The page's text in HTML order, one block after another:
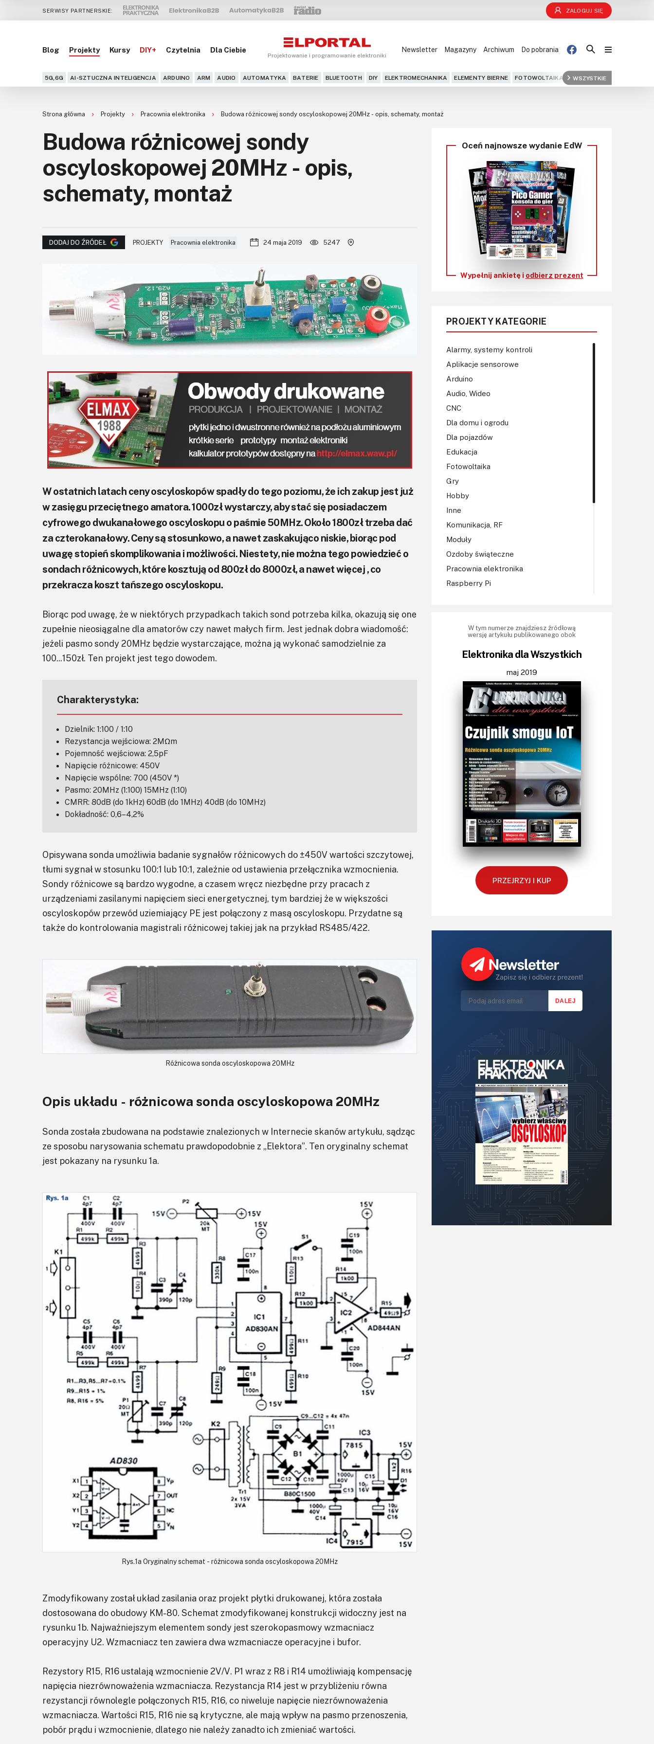
SERWISY PARTNERSKIE: ZALOGUJ SIĘ
Blog Projekty Kursy DIY+ Czytelnia Dla Ciebie
Projektowanie i programowanie elektroniki
Newsletter Magazyny Archiwum Do pobrania
5G,6G AI-SZTUCZNA INTELIGENCJA ARDUINO ARM AUDIO AUTOMATYKA BATERIE BLUETOOTH DIY ELEKTROMECHANIKA ELEMENTY BIERNE FOTOWOLTAIKA FPGA GPS
WSZYSTKIE
Blog
DIY+
Czytelnia
Dla Ciebie
KITy AVT
Kontakt
Do pobrania
Strona główna Projekty Pracownia elektronika Budowa różnicowej sondy oscyloskopowej 20MHz - opis, schematy, montaż
Budowa różnicowej sondy
oscyloskopowej 20MHz - opis,
schematy, montaż
DODAJ DO ŹRÓDEŁ PROJEKTY Pracownia elektronika 24 maja 2019 5247
W ostatnich latach ceny oscyloskopów spadły do tego poziomu, że ich zakup jest już
w zasięgu przeciętnego amatora. 1000zł wystarczy, aby stać się posiadaczem
cyfrowego dwukanałowego oscyloskopu o paśmie 50MHz. Około 1800zł trzeba dać
za czterokanałowy. Ceny są stosunkowo, a nawet zaskakująco niskie, biorąc pod
uwagę stopień skomplikowania i możliwości. Niestety, nie można tego powiedzieć o
sondach różnicowych, które kosztują od 800zł do 8000zł, a nawet więcej , co
przekracza koszt tańszego oscyloskopu.
Biorąc pod uwagę, że w niektórych przypadkach takich sond potrzeba kilka, okazują się one
zupełnie nieosiągalne dla amatorów czy nawet małych firm. Jest jednak dobra wiadomość:
jeżeli pasmo sondy 20MHz będzie wystarczające, można ją wykonać samodzielnie za
100...150zł. Ten projekt jest tego dowodem.
Charakterystyka:
Dzielnik: 1:100 / 1:10
Rezystancja wejściowa: 2MΩm
Pojemność wejściowa: 2,5pF
Napięcie różnicowe: 450V
Napięcie wspólne: 700 (450V *)
Pasmo: 20MHz (1:100) 15MHz (1:10)
CMRR: 80dB (do 1kHz) 60dB (do 1MHz) 40dB (do 10MHz)
Dokładność: 0,6–4,2%
Opisywana sonda umożliwia badanie sygnałów różnicowych do ±450V wartości szczytowej,
tłumi sygnał w stosunku 100:1 lub 10:1, zależnie od ustawienia przełącznika wzmocnienia.
Sondy różnicowe są bardzo wygodne, a czasem wręcz niezbędne przy pracach z
urządzeniami zasilanymi napięciem sieci energetycznej, tym bardziej że w większości
oscyloskopów przewód uziemiający PE jest połączony z masą oscyloskopu. Przydatne są
także do kontrolowania magistrali różnicowej takiej jak na przykład RS485/422.
Różnicowa sonda oscyloskopowa 20MHz
Opis układu - różnicowa sonda oscyloskopowa 20MHz
Sonda została zbudowana na podstawie znalezionych w Internecie skanów artykułu, sądząc
ze sposobu narysowania schematu prawdopodobnie z „Elektora”. Ten oryginalny schemat
jest pokazany na rysunku 1a.
Rys.1a Oryginalny schemat - różnicowa sonda oscyloskopowa 20MHz
Zmodyfikowany został układ zasilania oraz projekt płytki drukowanej, która została
dostosowana do obudowy KM-80. Schemat zmodyfikowanej konstrukcji widoczny jest na
rysunku 1b. Najważniejszym elementem sondy jest szerokopasmowy wzmacniacz
operacyjny U2. Wzmacniacz ten zawiera dwa wzmacniacze operacyjne i bufor.
Rezystory R15, R16 ustalają wzmocnienie 2V/V. P1 wraz z R8 i R14 umożliwiają kompensację
napięcia niezrównoważenia wzmacniacza. Rezystancja R14 jest w przybliżeniu równa
rezystancji równolegle połączonych R15, R16, co niweluje napięcie niezrównoważenia
wzmacniacza. Wartości R15, R16 nie są krytyczne, ale mają wpływ na pasmo przenoszenia,
pobór prądu i wzmocnienie, dlatego nie należy zanadto ich zmieniać wartości.
Oceń najnowsze wydanie EdW
Wypełnij ankietę i odbierz prezent
PROJEKTY KATEGORIE
Alarmy, systemy kontroli
Aplikacje sensorowe
Arduino
Audio, Wideo
CNC
Dla domu i ogrodu
Dla pojazdów
Edukacja
Fotowoltaika
Gry
Hobby
Inne
Komunikacja, RF
Moduły
Ozdoby świąteczne
Pracownia elektronika
Raspberry Pi
Sterowniki (kontrolery)
Światło
Technika μP, μC, PLD
Termometry i termostaty
Zasilanie/Moc
Zdalne sterowanie
Zegary, timery
W tym numerze znajdziesz źródłową
wersję artykułu publikowanego obok
Elektronika dla Wszystkich
maj 2019
PRZEJRZYJ I KUP